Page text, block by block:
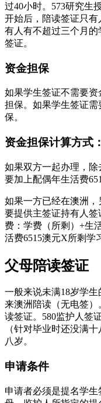
过40小时。573研究生
开始后，陪读签证只
有人有不超过三个月
签证。
资金担保
如果学生签证不需要
担保。如果学生签证
保。
资金担保计算方式：
如果双方一起办理，
要加上配偶年生活费
如果一方已经在澳洲
要提供主签证持有人
费：学费（所剩）+生
活费6515澳元X所剩学
父母陪读签证
一般来说未满18岁学
来澳洲陪读（无电签
读签证。580监护人签
（针对毕业时还没满
八岁。
申请条件
申请者必须是提名学